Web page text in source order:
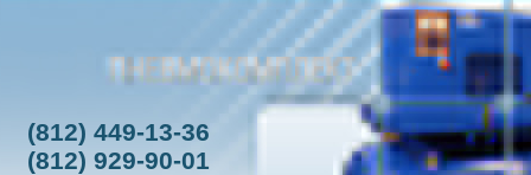
(812) 449-13-36
(812) 929-90-01